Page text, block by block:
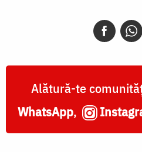
Alătură-te
WhatsApp,